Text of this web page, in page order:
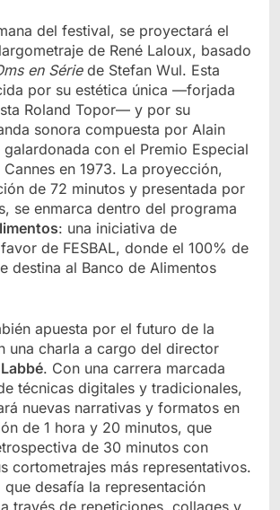
del festival, se proyectará el
de René Laloux, basado
en Sériede Stefan Wul. Esta
por su estética única —forjada
Roland Topor— y por su
sonora compuesta por Alain
galardonada con el Premio Especial
en 1973. La proyección,
de 72 minutos y presentada por
se enmarca dentro del programa
: una iniciativa de
de FESBAL, donde el 100% de
destina al Banco de Alimentos
apuesta por el futuro de la
una charla a cargo del director
. Con una carrera marcada
técnicas digitales y tradicionales,
nuevas narrativas y formatos en
de 1 hora y 20 minutos, que
de 30 minutos con
cortometrajes más representativos.
que desafía la representación